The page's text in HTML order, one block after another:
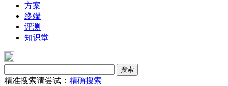
方案
终端
评测
知识堂
搜索
精准搜索请尝试： 精确搜索